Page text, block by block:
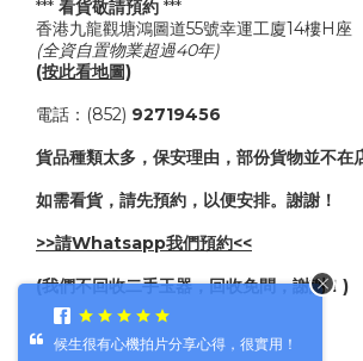
*** 看貨敬請預約 ***
香港九龍觀塘鴻圖道55號幸運工廈14樓H座
(全資自置物業超過40年)
(按此看地圖)
電話：(852) 92719456
貨品種類太多，保安理由，部份貨物並不在
如需看貨，請先預約，以便安排。謝謝！
>>請Whatsapp我們預約<<
(我們不回收二手玉器，回收免問，謝謝！)
候生很有心機拍片分享心得，很實用！